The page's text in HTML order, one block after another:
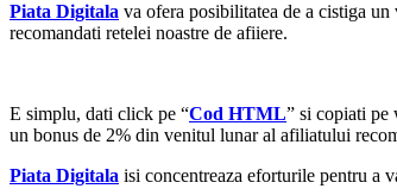
Piata Digitala va ofera posibilitatea de a cistiga
recomandati retelei noastre de afiiere.
E simplu, dati click pe “Cod HTML” si copiati pe
un bonus de 2% din venitul lunar al afiliatului
Piata Digitala isi concentreaza eforturile pentru a